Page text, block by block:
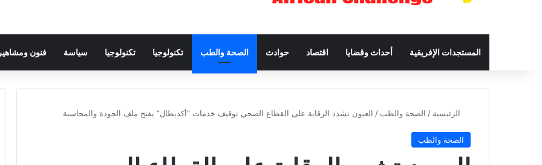
المستجدات الإفريقية أحداث وقضايا اقتصاد حوادث الصحة والطب تكنولوجيا تكنولوجيا سياسة فنون ومشاهير
الرئيسية / الصحة والطب / العيون تشدد الرقابة على القطاع الصحي توقيف خدمات “أكديطال” يفتح ملف الجودة والمحاسبة
الصحة والطب